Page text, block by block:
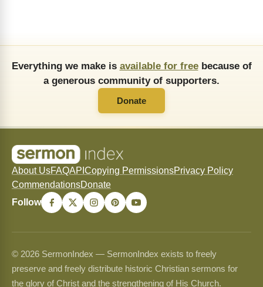
Everything we make is available for freebecause of
a generous community of supporters.
Donate
About UsFAQAPI Copying PermissionsPrivacy Policy
CommendationsDonate
Follow
© 2026 SermonIndex — SermonIndex exists to freely
preserve and freely distribute historic Christian sermons for
the glory of Christ and the strengthening of His Church.